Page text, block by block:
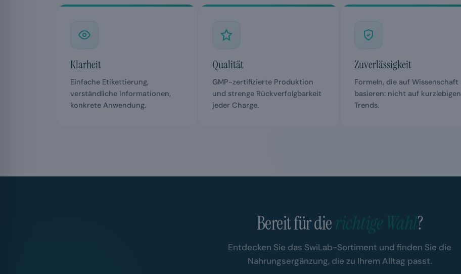
Klarheit
Einfache Etikettierung,
verständliche Informationen,
konkrete Anwendung.
Qualität
GMP-zertifizierte Produktion
und strenge Rückverfolgbarkeit
jeder Charge.
Zuverlässigkeit
Formeln, die auf Wissenschaft
basieren: nicht auf kurzlebigen
Trends.
Bereit für dierichtige Wahl?
Entdecken Sie das SwiLab-Sortiment und finden Sie die
Nahrungsergänzung, die zu Ihrem Alltag passt.